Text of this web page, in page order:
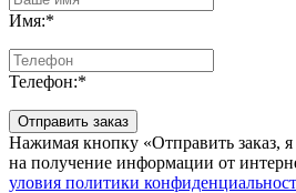
Имя:*
Телефон:*
Отправить заказ
Нажимая кнопку «Отправить заказ,
на получение информации от
уловия политики